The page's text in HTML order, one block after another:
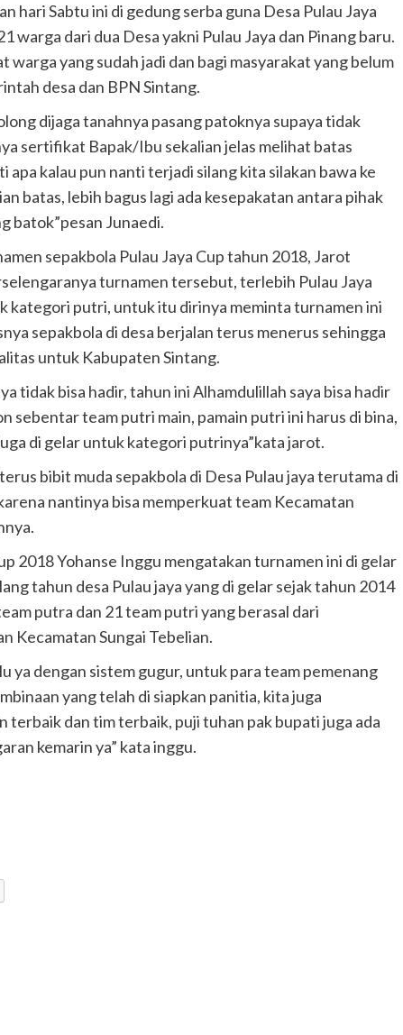
hari Sabtu ini di gedung serba guna Desa Pulau Jaya
warga dari dua Desa yakni Pulau Jaya dan Pinang baru.
yang sudah jadi dan bagi masyarakat yang belum
desa dan BPN Sintang.
dijaga tanahnya pasang patoknya supaya tidak
sertifikat Bapak/Ibu sekalian jelas melihat batas
kalau pun nanti terjadi silang kita silakan bawa ke
batas, lebih bagus lagi ada kesepakatan antara pihak
batok”pesan Junaedi.
sepakbola Pulau Jaya Cup tahun 2018, Jarot
turnamen tersebut, terlebih Pulau Jaya
kategori putri, untuk itu dirinya meminta turnamen ini
sepakbola di desa berjalan terus menerus sehingga
untuk Kabupaten Sintang.
tidak bisa hadir, tahun ini Alhamdulillah saya bisa hadir
sebentar team putri main, pamain putri ini harus di bina,
di gelar untuk kategori putrinya”kata jarot.
bibit muda sepakbola di Desa Pulau jaya terutama di
nantinya bisa memperkuat team Kecamatan
2018 Yohanse Inggu mengatakan turnamen ini di gelar
tahun desa Pulau jaya yang di gelar sejak tahun 2014
putra dan 21 team putri yang berasal dari
Kecamatan Sungai Tebelian.
ya dengan sistem gugur, untuk para team pemenang
yang telah di siapkan panitia, kita juga
terbaik dan tim terbaik, puji tuhan pak bupati juga ada
kemarin ya” kata inggu.